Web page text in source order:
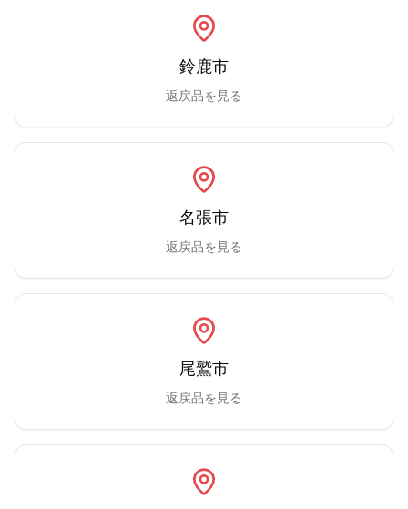
鈴鹿市
返戻品を見る
名張市
返戻品を見る
尾鷲市
返戻品を見る